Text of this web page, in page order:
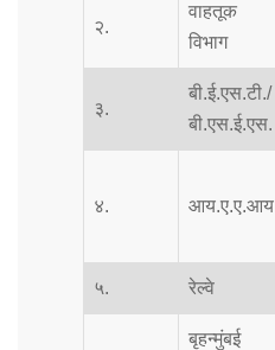
२.
वाहतूक
विभाग
३.
बी.ई.एस.टी./
बी.एस.ई.एस.
४. आय.ए.ए.आय
५. रेल्वे
बृहन्मुंबई